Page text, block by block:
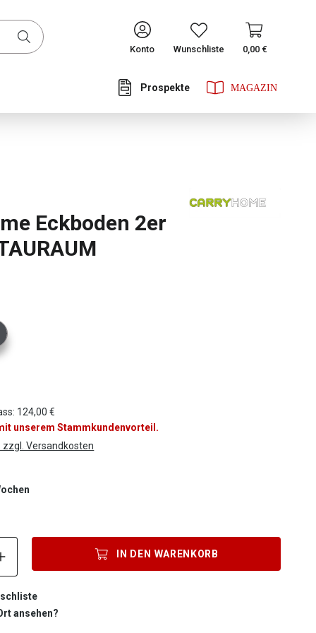
CONTINUE
Konto Wunschliste 0,00 €
Prospekte
Eckboden 2er
Farbe
124,00 €
unserem Stammkundenvorteil.
zzgl. Versandkosten
Produkt Anzahl: Gib den gewünschten Wert ein oder benutze die
IN DEN WARENKORB
ansehen?